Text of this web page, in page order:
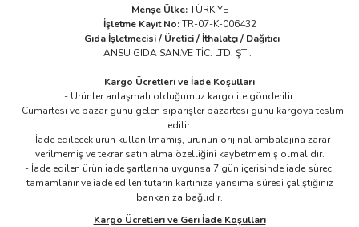
Menşe Ülke:TÜRKİYE
İşletme Kayıt No:TR-07-K-006432
Gıda İşletmecisi / Üretici / İthalatçı / Dağıtıcı
ANSU GIDA SAN.VE TİC. LTD. ŞTİ.
Kargo Ücretleri ve İade Koşulları
- Ürünler anlaşmalı olduğumuz kargo ile gönderilir.​
- Cumartesi ve pazar günü gelen siparişler pazartesi günü kargoya teslim
edilir.
- İade edilecek ürün kullanılmamış, ürünün orijinal ambalajına zarar
verilmemiş ve tekrar satın alma özelliğini kaybetmemiş olmalıdır.
- İade edilen ürün iade şartlarına uygunsa 7 gün içerisinde iade süreci
tamamlanır ve iade edilen tutarın kartınıza yansıma süresi çalıştığınız
bankanıza bağlıdır.
Kargo Ücretleri ve Geri İade Koşulları